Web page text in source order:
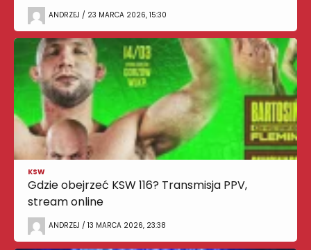
ANDRZEJ / 23 MARCA 2026, 15:30
KSW
Gdzie obejrzeć KSW 116? Transmisja PPV,
stream online
ANDRZEJ / 13 MARCA 2026, 23:38